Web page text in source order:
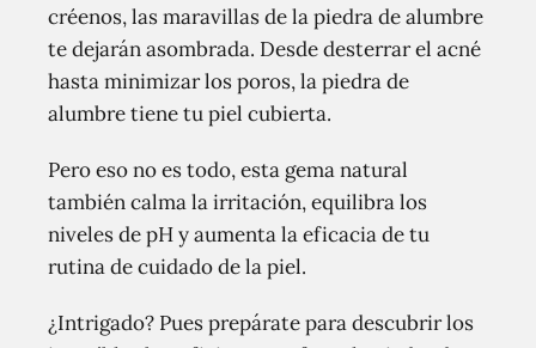
créenos, las maravillas de la piedra de alumbre
te dejarán asombrada. Desde desterrar el acné
hasta minimizar los poros, la piedra de
alumbre tiene tu piel cubierta.
Pero eso no es todo, esta gema natural
también calma la irritación, equilibra los
niveles de pH y aumenta la eficacia de tu
rutina de cuidado de la piel.
¿Intrigado? Pues prepárate para descubrir los